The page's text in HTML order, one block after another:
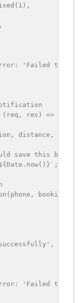
( 1 ) ,
,
:
'Failed to
( req , res ) =>
, distance ,
save this
Date . now( ) } ` ;
( phone , bookingId
,
:
'Failed to